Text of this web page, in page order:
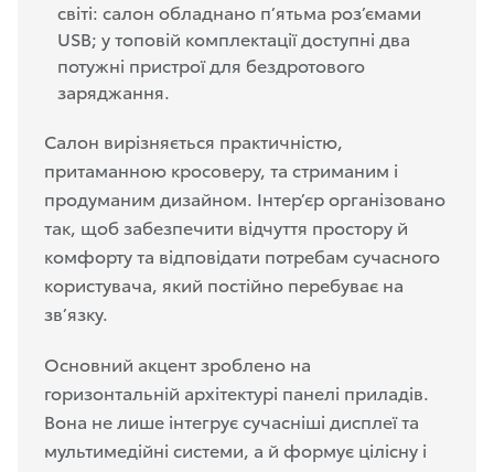
світі: салон обладнано п’ятьма роз’ємами
USB; у топовій комплектації доступні два
потужні пристрої для бездротового
заряджання.
Салон вирізняється практичністю,
притаманною кросоверу, та стриманим і
продуманим дизайном. Інтер’єр організовано
так, щоб забезпечити відчуття простору й
комфорту та відповідати потребам сучасного
користувача, який постійно перебуває на
зв’язку.
Основний акцент зроблено на
горизонтальній архітектурі панелі приладів.
Вона не лише інтегрує сучасніші дисплеї та
мультимедійні системи, а й формує цілісну і